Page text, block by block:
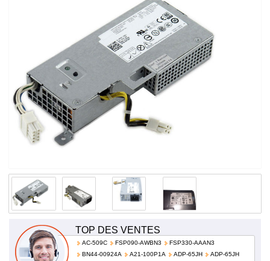
TOP DES VENTES
AC-509C FSP090-AWBN3
FSP330-AAAN3
BN44-00924A
A21-100P1A ADP-65JH
ADP-65JH